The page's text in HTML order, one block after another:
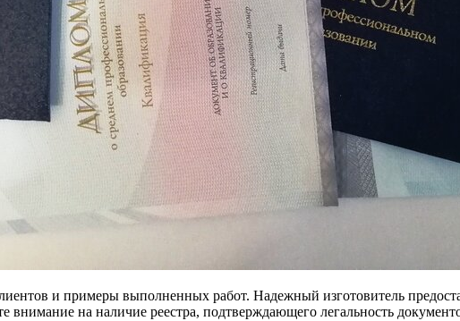
и примеры выполненных работ. Надежный изготовитель
внимание на наличие реестра, подтверждающего легальность